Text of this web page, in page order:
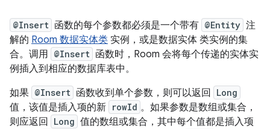
@Insert 函数的每个参数都必须是一个带有 @Entity 注
解的 Room 数据实体类 实例，或是数据实体 类实例的集
合。调用 @Insert 函数时，Room 会将每个传递的实体实
例插入到相应的数据库表中。
如果 @Insert 函数收到单个参数，则可以返回 Long
值，该值是插入项的新 rowId 。如果参数是数组或集合，
则应返回
Long 值的数组或集合，其中每个值都是插入项